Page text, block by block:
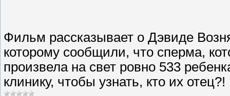
Фильм рассказывает о Дэвиде
которому сообщили, что сперма,
произвела на свет ровно 533
клинику, чтобы узнать, кто их отец?!